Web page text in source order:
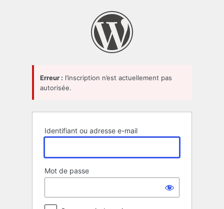
Erreur : l’inscription n’est actuellement pas
autorisée.
Identifiant ou adresse e-mail
Mot de passe